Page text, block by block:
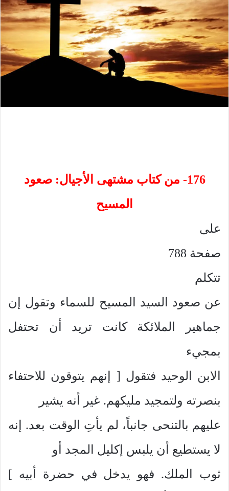
176- من كتاب مشتهى الأجيال: صعود
المسيح
على
صفحة 788
تتكلم
عن صعود السيد المسيح للسماء وتقول إن
جماهير الملائكة كانت تريد أن تحتفل
بمجيء
الابن الوحيد فتقول [ إنهم يتوقون للاحتفاء
بنصرته ولتمجيد مليكهم. غير أنه يشير
عليهم بالتنحى جانباً، لم يأتِ الوقت بعد. إنه
لا يستطيع أن يلبس إكليل المجد أو
ثوب الملك. فهو يدخل في حضرة أبيه ]